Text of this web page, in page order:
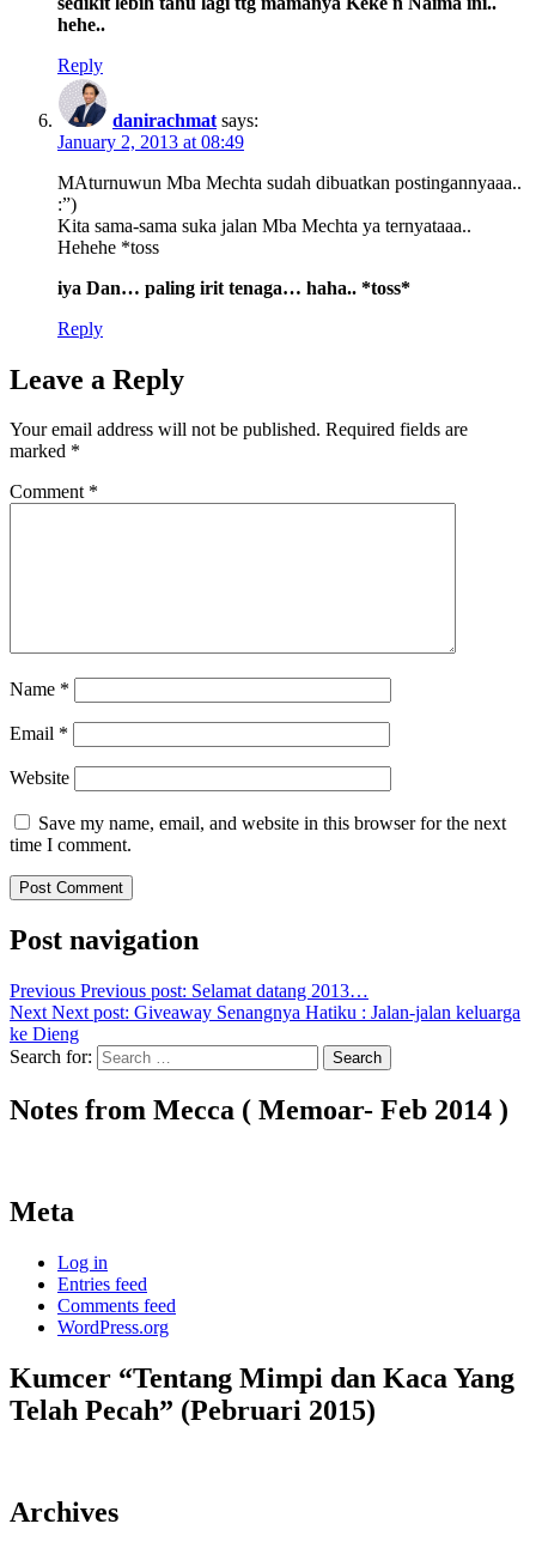
hehe..
Reply
danirachmat says:
January 2, 2013 at 08:49
MAturnuwun Mba Mechta sudah dibuatkan postingannyaaa..
:”)
Kita sama-sama suka jalan Mba Mechta ya ternyataaa..
Hehehe *toss
iya Dan… paling irit tenaga… haha.. *toss*
Reply
Leave a Reply
Your email address will not be published. Required fields are
marked *
Comment *
Name *
Email *
Website
Save my name, email, and website in this browser for the next
time I comment.
Post navigation
Previous Previous post: Selamat datang 2013…
Next Next post: Giveaway Senangnya Hatiku : Jalan-jalan keluarga
ke Dieng
Search for:
Search
Notes from Mecca ( Memoar- Feb 2014 )
Meta
Log in
Entries feed
Comments feed
WordPress.org
Kumcer “Tentang Mimpi dan Kaca Yang
Telah Pecah” (Pebruari 2015)
Archives